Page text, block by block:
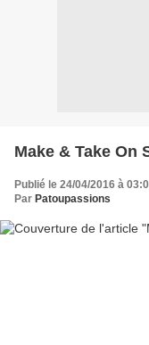
Make & Take On
Publié le 24/04/2016 à
Par Patoupassions